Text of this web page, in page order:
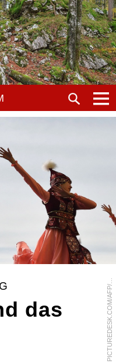
P
I
C
T
U
R
E
D
E
S
K
.
C
O
M
/
A
F
P
/
V
Y
A
C
H
E
S
L
A
V
O
S
E
L
E
D
K
O
das